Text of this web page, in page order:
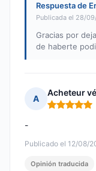
Respuesta de
Publicada el 28/
Gracias por
de haberte
A
Acheteur
Nota: 5 de 5
Publicado el 12/08/
-
Opinión traducida